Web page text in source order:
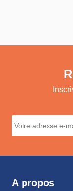
A propos